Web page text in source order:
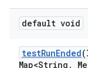
default void
testRunEnded
Map<String ,